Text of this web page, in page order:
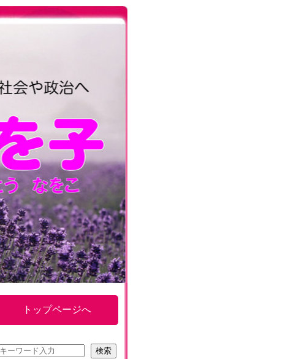
トップページへ